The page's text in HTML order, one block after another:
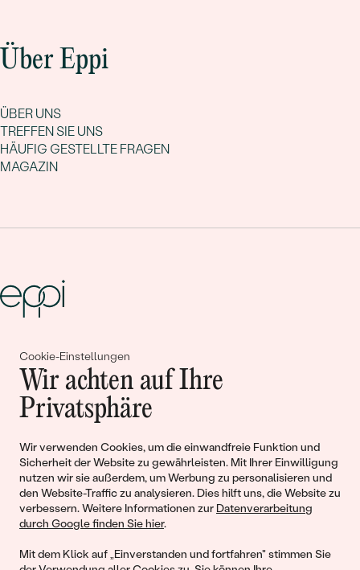
Cookie-Einstellungen
Wir achten auf Ihre
Privatsphäre
Wir verwenden Cookies, um die einwandfreie Funktion und
Sicherheit der Website zu gewährleisten. Mit Ihrer Einwilligung
nutzen wir sie außerdem, um Werbung zu personalisieren und
den Website-Traffic zu analysieren. Dies hilft uns, die Website zu
verbessern. Weitere Informationen zur Datenverarbeitung
durch Google finden Sie hier.
Mit dem Klick auf „Einverstanden und fortfahren" stimmen Sie
Über Eppi
ÜBER UNS
TREFFEN SIE UNS
HÄUFIG GESTELLTE FRAGEN
MAGAZIN
Gemeinsam erschaffen wir
Geschichten von Schönheit und
Liebe
Begleiten Sie uns!